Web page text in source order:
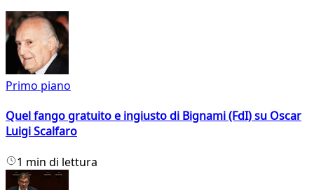
Primo piano
Quel fango gratuito e ingiusto di Bignami (FdI) su Oscar
Luigi Scalfaro
1 min di lettura